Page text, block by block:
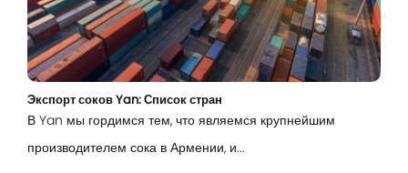
Экспорт соков Yan: Список стран
В Yan мы гордимся тем, что являемся крупнейшим
производителем сока в Армении, и...